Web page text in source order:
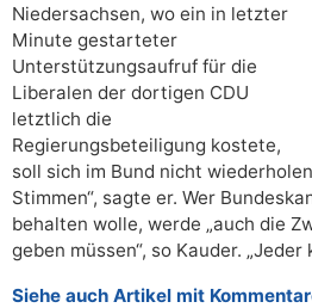
Niedersachsen, wo ein in letzter
Minute gestarteter
Unterstützungsaufruf für die
Liberalen der dortigen CDU
letztlich die
Regierungsbeteiligung kostete,
soll sich im Bund nicht
Stimmen“, sagte er. Wer
behalten wolle, werde „auch die
geben müssen“, so Kauder.
Siehe auch Artikel mit